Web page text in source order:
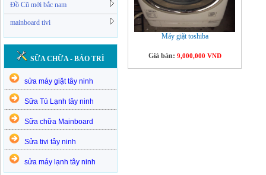
Đồ Cũ mới bắc nam
mainboard tivi
SỮA CHỮA - BẢO TRÌ
sửa máy giặt tây ninh
Sữa Tủ Lạnh tây ninh
Sữa chữa Mainboard
Sửa tivi tây ninh
sửa máy lạnh tây ninh
Máy giặt toshiba
Giá bán: 9,000,000 VNĐ